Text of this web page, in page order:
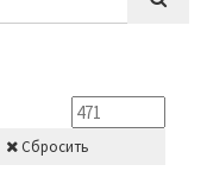
Сбросить